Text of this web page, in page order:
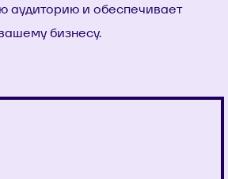
аудиторию и обеспечивает
бизнесу.